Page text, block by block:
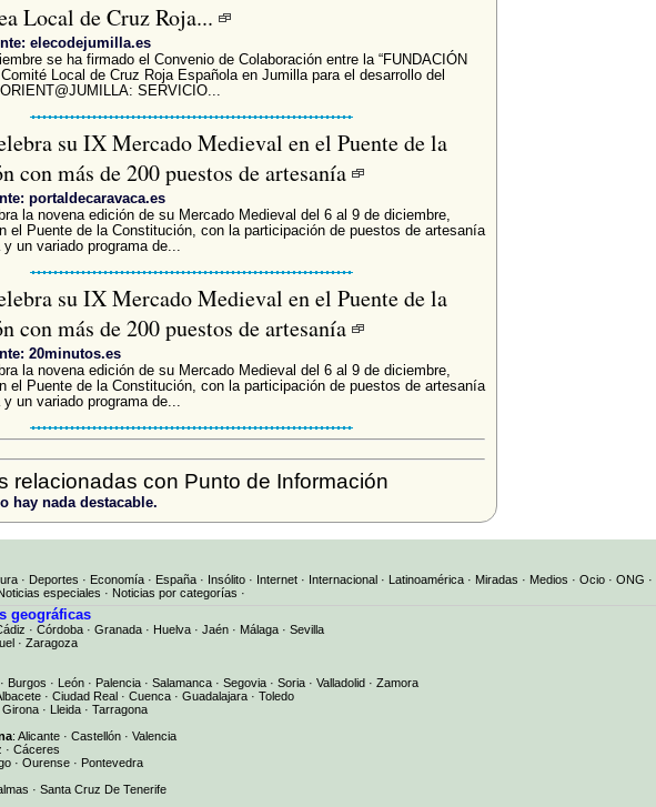
Local de Cruz Roja...
elecodejumilla.es
se ha firmado el Convenio de Colaboración entre la “FUNDACIÓN
Comité Local de Cruz Roja Española en Jumilla para el desarrollo del
SERVICIO...
su IX Mercado Medieval en el Puente de la
con más de 200 puestos de artesanía
portaldecaravaca.es
la novena edición de su Mercado Medieval del 6 al 9 de diciembre,
el Puente de la Constitución, con la participación de puestos de artesanía
un variado programa de...
su IX Mercado Medieval en el Puente de la
con más de 200 puestos de artesanía
20minutos.es
la novena edición de su Mercado Medieval del 6 al 9 de diciembre,
el Puente de la Constitución, con la participación de puestos de artesanía
un variado programa de...
relacionadas con Punto de Información
hay nada destacable.
· Deportes · Economía · España · Insólito · Internet · Internacional · Latinoamérica · Miradas · Medios · Ocio · ONG ·
especiales · Noticias por categorías ·
geográficas
· Córdoba · Granada · Huelva · Jaén · Málaga · Sevilla
· Zaragoza
· Burgos · León · Palencia · Salamanca · Segovia · Soria · Valladolid · Zamora
· Ciudad Real · Cuenca · Guadalajara · Toledo
Girona · Lleida · Tarragona
: Alicante · Castellón · Valencia
· Cáceres
· Ourense · Pontevedra
· Santa Cruz De Tenerife